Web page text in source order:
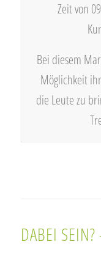
Zeit von
Bei diesem
Möglichkeit
die Leute zu
DABEI